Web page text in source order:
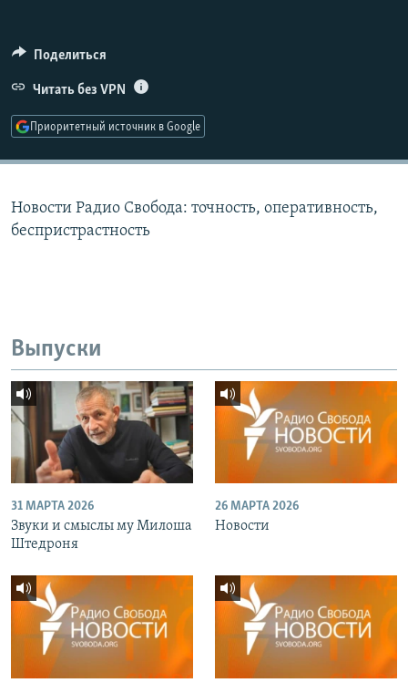
ПОДПИШИТЕСЬ НА РАССЫЛКУ
СОЦИАЛЬНЫЕ СЕТИ
Поделиться
Читать без VPN
Приоритетный источник в Google
Новости Радио Свобода: точность, оперативность,
беспристрастность
Выпуски
31 МАРТА 2026
Звуки и смыслы му Милоша
Штедроня
26 МАРТА 2026
Новости